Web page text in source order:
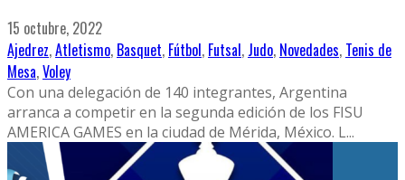
15 octubre, 2022
Ajedrez,Atletismo, Basquet, Fútbol, Futsal, Judo, Novedades, Tenis de
Mesa,Voley
Con una delegación de 140 integrantes, Argentina
arranca a competir en la segunda edición de los FISU
AMERICA GAMES en la ciudad de Mérida, México. L...